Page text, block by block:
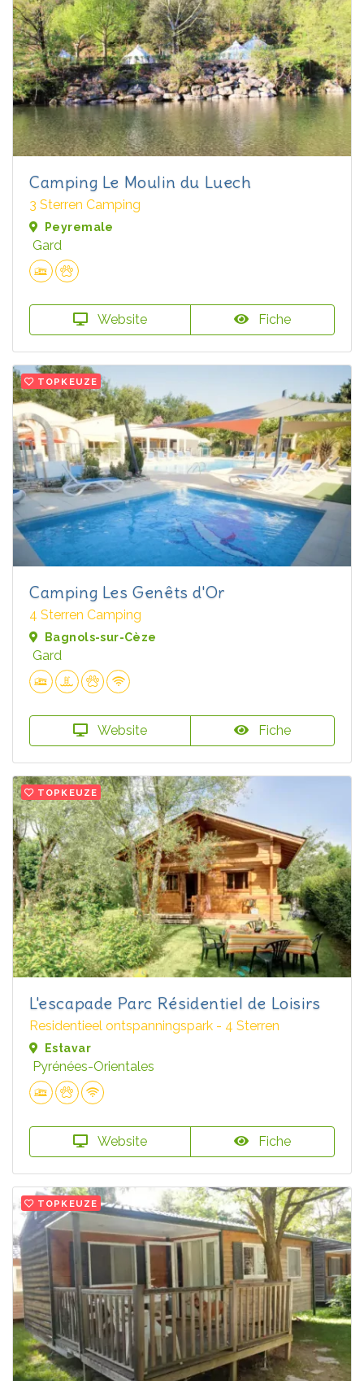
Camping Le Moulin du Luech
3 Sterren Camping
Peyremale
Gard
Website Fiche
TOPKEUZE
Camping Les Genêts d'Or
4 Sterren Camping
Bagnols-sur-Cèze
Gard
Website Fiche
TOPKEUZE
L'escapade Parc Résidentiel de Loisirs
Residentieel ontspanningspark - 4 Sterren
Estavar
Pyrénées-Orientales
Website Fiche
TOPKEUZE